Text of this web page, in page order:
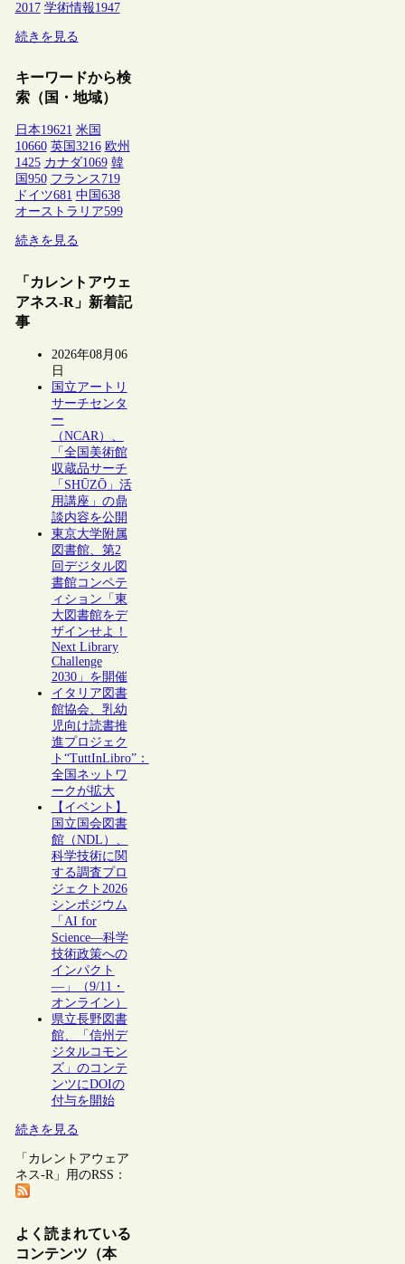
2017 学術情報1947
続きを見る
キーワードから検
索（国・地域）
日本19621 米国
10660 英国 3216 欧州
1425 カナダ1069 韓
国 950 フランス 719
ドイツ681 中国 638
オーストラリア599
続きを見る
「カレントアウェ
アネス-R」新着記
事
2026年08月06
日
国立アートリ
サーチセンタ
ー
（NCAR）、
「全国美術館
収蔵品サーチ
「SHŪZŌ」活
用講座」の鼎
談内容を公開
東京大学附属
図書館、第2
回デジタル図
書館コンペテ
ィション「東
大図書館をデ
ザインせよ！
Next Library
Challenge
2030」を開催
イタリア図書
館協会、乳幼
児向け読書推
進プロジェク
ト“TuttInLibro”：
全国ネットワ
ークが拡大
【イベント】
国立国会図書
館（NDL）、
科学技術に関
する調査プロ
ジェクト2026
シンポジウム
「AI for
Science―科学
技術政策への
インパクト
―」（9/11・
オンライン）
県立長野図書
館、「信州デ
ジタルコモン
ズ」のコンテ
ンツにDOIの
付与を開始
続きを見る
「カレントアウェア
ネス-R」用のRSS：
よく読まれている
コンテンツ（本